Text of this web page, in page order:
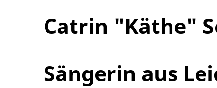
Catrin "Käthe"
Sängerin aus